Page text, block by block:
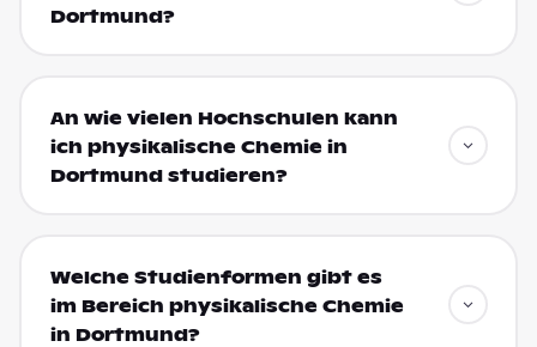
Dortmund?
An wie vielen Hochschulen kann
ich physikalische Chemie in
Dortmund studieren?
Welche Studienformen gibt es
im Bereich physikalische Chemie
in Dortmund?